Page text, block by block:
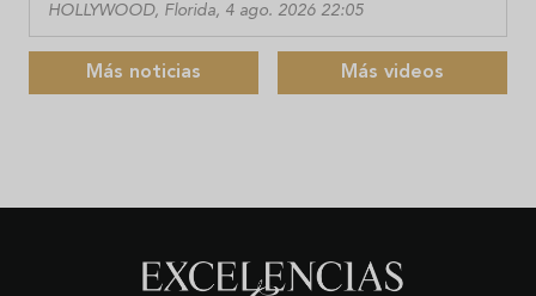
HOLLYWOOD, Florida, 4 ago. 2026 22:05
Más noticias Más videos